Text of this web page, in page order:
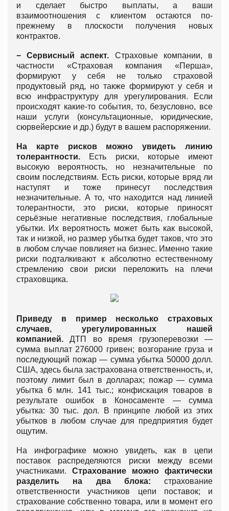
и сделает быстро выплаты, а ваши
взаимоотношения с клиентом остаются по-
прежнему в плоскости получения новых
контрактов.
− Сервисный аспект. Страховые компании, в
частности «Страховая компания «Перша»,
формируют у себя не только страховой
продуктовый ряд, но также формируют у себя и
всю инфраструктуру для урегулирования. Если
происходят какие-то события, то, безусловно, все
наши услуги (консультационные, юридические,
сюрвейерские и др.) будут в вашем распоряжении.
На карте рисков можно увидеть линию
толерантности. Есть риски, которые имеют
высокую вероятность, но незначительные по
своим последствиям. Есть риски, которые вряд ли
наступят и тоже принесут последствия
незначительные. А то, что находится над линией
толерантности, это риски, которые приносят
серьёзные негативные последствия, глобальные
убытки. Их вероятность может быть как высокой,
так и низкой, но размер убытка будет таков, что это
в любом случае повлияет на бизнес. Именно такие
риски подталкивают к абсолютно естественному
стремлению свои риски переложить на плечи
страховщика.
Приведу в пример несколько страховых
случаев, урегулированных нашей
компанией.ДТП во время грузоперевозки —
сумма выплат 276000 гривен; возгорание груза и
последующий пожар — сумма убытка 50000 долл.
США, здесь была застрахована ответственность, и,
поэтому лимит был в долларах; пожар — сумма
убытка 6 млн. 141 тыс.; конфискация товаров в
результате ошибок в Коносаменте — сумма
убытка: 30 тыс. дол. В принципе любой из этих
убытков в любом случае для предприятия будет
ощутим.
На инфографике можно увидеть, как в цепи
поставок распределяются риски между всеми
участниками. Страхование можно фактически
разделить на два блока: страхование
ответственности участников цепи поставок; и
страхование собственно товара, или в момент его